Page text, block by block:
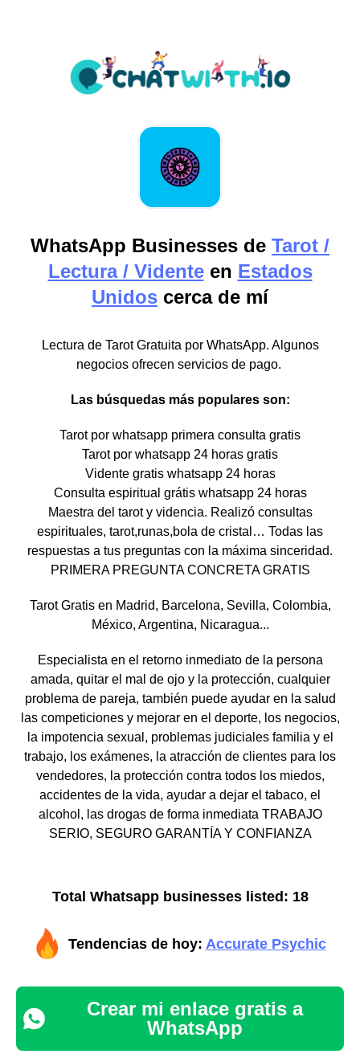
WhatsApp Businesses de Tarot /
Lectura / Videnteen Estados
Unidos cerca de mí
Lectura de Tarot Gratuita por WhatsApp. Algunos
negocios ofrecen servicios de pago.
Las búsquedas más populares son:
Tarot por whatsapp primera consulta gratis
Tarot por whatsapp 24 horas gratis
Vidente gratis whatsapp 24 horas
Consulta espiritual grátis whatsapp 24 horas
Maestra del tarot y videncia. Realizó consultas
espirituales, tarot,runas,bola de cristal… Todas las
respuestas a tus preguntas con la máxima sinceridad.
PRIMERA PREGUNTA CONCRETA GRATIS
Tarot Gratis en Madrid, Barcelona, Sevilla, Colombia,
México, Argentina, Nicaragua...
Especialista en el retorno inmediato de la persona
amada, quitar el mal de ojo y la protección, cualquier
problema de pareja, también puede ayudar en la salud
las competiciones y mejorar en el deporte, los negocios,
la impotencia sexual, problemas judiciales familia y el
trabajo, los exámenes, la atracción de clientes para los
vendedores, la protección contra todos los miedos,
accidentes de la vida, ayudar a dejar el tabaco, el
alcohol, las drogas de forma inmediata TRABAJO
SERIO, SEGURO GARANTÍA Y CONFIANZA
Total Whatsapp businesses listed: 18
Tendencias de hoy: Accurate Psychic
Crear mi enlace gratis a
WhatsApp